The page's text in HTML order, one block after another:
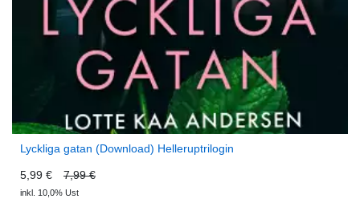
Lyckliga gatan (Download) Helleruptrilogin
5,99 € 7,99 €
inkl. 10,0% Ust